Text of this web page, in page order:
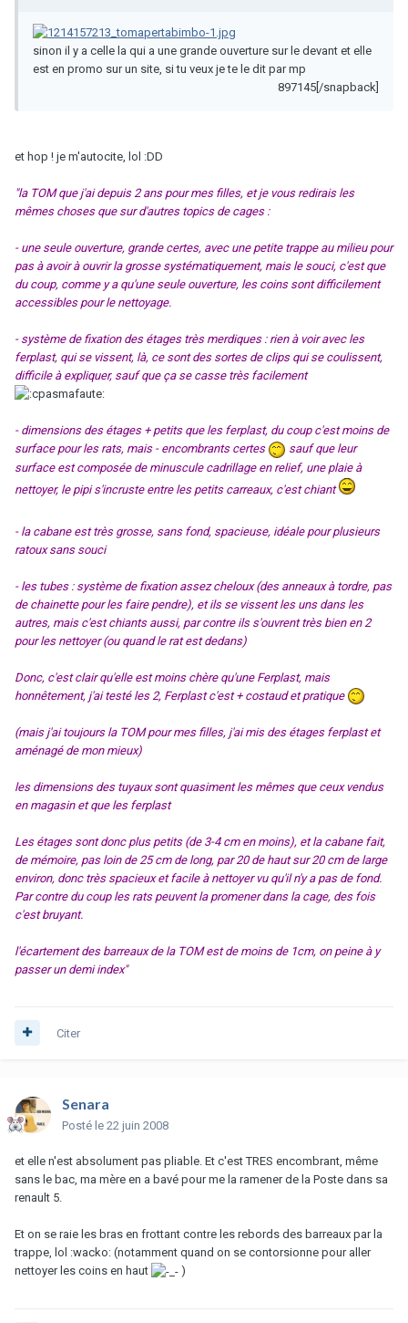
sinon il y a celle la qui a une grande ouverture sur le devant et elle
est en promo sur un site, si tu veux je te le dit par mp
897145[/snapback]
et hop ! je m'autocite, lol :DD
"la TOM que j'ai depuis 2 ans pour mes filles, et je vous redirais les
mêmes choses que sur d'autres topics de cages :
- une seule ouverture, grande certes, avec une petite trappe au milieu pour
pas à avoir à ouvrir la grosse systématiquement, mais le souci, c'est que
du coup, comme y a qu'une seule ouverture, les coins sont difficilement
accessibles pour le nettoyage.
- système de fixation des étages très merdiques : rien à voir avec les
ferplast, qui se vissent, là, ce sont des sortes de clips qui se coulissent,
difficile à expliquer, sauf que ça se casse très facilement
- dimensions des étages + petits que les ferplast, du coup c'est moins de
surface pour les rats, mais - encombrants certes
sauf que leur
surface est composée de minuscule cadrillage en relief, une plaie à
nettoyer, le pipi s'incruste entre les petits carreaux, c'est chiant
- la cabane est très grosse, sans fond, spacieuse, idéale pour plusieurs
ratoux sans souci
- les tubes : système de fixation assez cheloux (des anneaux à tordre, pas
de chainette pour les faire pendre), et ils se vissent les uns dans les
autres, mais c'est chiants aussi, par contre ils s'ouvrent très bien en 2
pour les nettoyer (ou quand le rat est dedans)
Donc, c'est clair qu'elle est moins chère qu'une Ferplast, mais
honnêtement, j'ai testé les 2, Ferplast c'est + costaud et pratique
(mais j'ai toujours la TOM pour mes filles, j'ai mis des étages ferplast et
aménagé de mon mieux)
les dimensions des tuyaux sont quasiment les mêmes que ceux vendus
en magasin et que les ferplast
Les étages sont donc plus petits (de 3-4 cm en moins), et la cabane fait,
de mémoire, pas loin de 25 cm de long, par 20 de haut sur 20 cm de large
environ, donc très spacieux et facile à nettoyer vu qu'il n'y a pas de fond.
Par contre du coup les rats peuvent la promener dans la cage, des fois
c'est bruyant.
l'écartement des barreaux de la TOM est de moins de 1cm, on peine à y
passer un demi index"
Citer
Senara
Posté le 22 juin 2008
et elle n'est absolument pas pliable. Et c'est TRES encombrant, même
sans le bac, ma mère en a bavé pour me la ramener de la Poste dans sa
renault 5.
Et on se raie les bras en frottant contre les rebords des barreaux par la
trappe, lol :wacko: (notamment quand on se contorsionne pour aller
nettoyer les coins en haut
)